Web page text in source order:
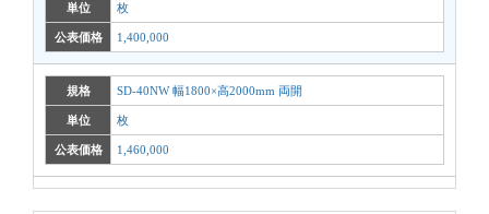
単位 枚
公表価格 1,400,000
規格 SD-40NW 幅1800×高2000mm 両開
単位 枚
公表価格 1,460,000